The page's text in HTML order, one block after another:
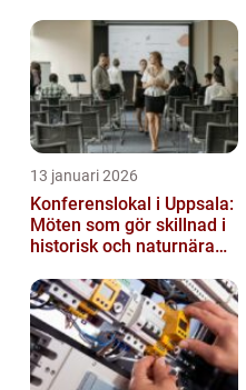
13 januari 2026
Konferenslokal i Uppsala:
Möten som gör skillnad i
historisk och naturnära